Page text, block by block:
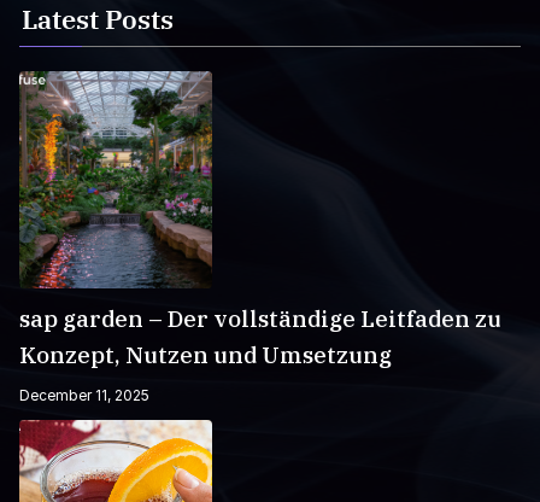
Latest Posts
sap garden – Der vollständige Leitfaden zu
Konzept, Nutzen und Umsetzung
December 11, 2025